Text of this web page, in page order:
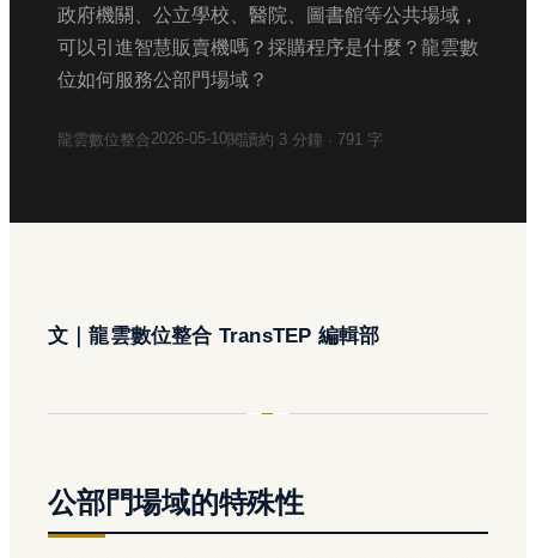
政府機關、公立學校、醫院、圖書館等公共場域，
可以引進智慧販賣機嗎？採購程序是什麼？龍雲數
位如何服務公部門場域？
龍雲數位整合2026-05-10閱讀約 3 分鐘 · 791 字
文｜龍雲數位整合 TransTEP 編輯部
公部門場域的特殊性